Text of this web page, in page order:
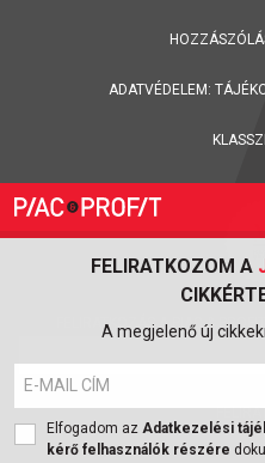
FELIRATKOZOM A
A megjelenő új
Elfogadom az Adatkezelési
kérő felhasználók részére
ADATVÉDELEM:
FELIRATKOZÁS A PIAC &